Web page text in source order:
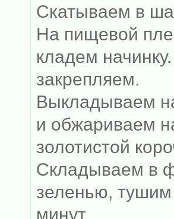
Скатываем в
На пищевой
кладем
закрепляем.
Выкладываем
и обжариваем
золотистой
Складываем в
зеленью,
минут